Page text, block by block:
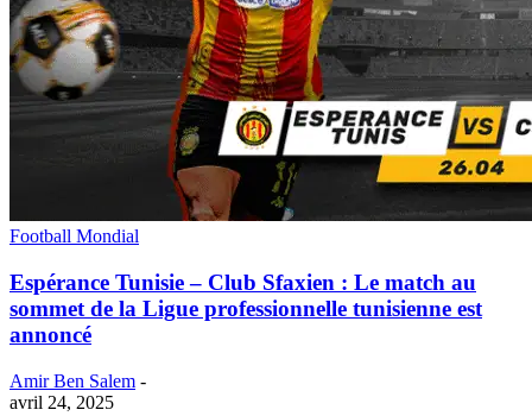
Football Mondial
Espérance Tunisie – Club Sfaxien : Le match au
sommet de la Ligue professionnelle tunisienne est
annoncé
Amir Ben Salem -
avril 24, 2025